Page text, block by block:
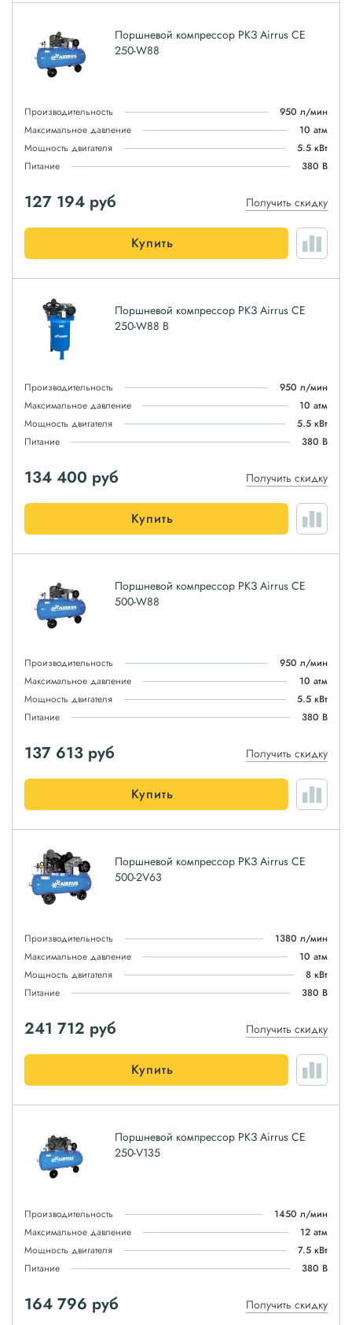
Поршневой компрессор РКЗ Airrus CE
250-W88
Производительность
950 л/мин
Максимальное давление
10 атм
Мощность двигателя
5.5 кВт
Питание
380 В
127 194 руб Получить скидку
Купить
Поршневой компрессор РКЗ Airrus CE
250-W88 B
Производительность
950 л/мин
Максимальное давление
10 атм
Мощность двигателя
5.5 кВт
Питание
380 В
134 400 руб Получить скидку
Купить
Поршневой компрессор РКЗ Airrus CE
500-W88
Производительность
950 л/мин
Максимальное давление
10 атм
Мощность двигателя
5.5 кВт
Питание
380 В
137 613 руб Получить скидку
Купить
Поршневой компрессор РКЗ Airrus CE
500-2V63
Производительность
1380 л/мин
Максимальное давление
10 атм
Мощность двигателя
8 кВт
Питание
380 В
241 712 руб Получить скидку
Купить
Поршневой компрессор РКЗ Airrus CE
250-V135
Производительность
1450 л/мин
Максимальное давление
12 атм
Мощность двигателя
7.5 кВт
Питание
380 В
164 796 руб Получить скидку